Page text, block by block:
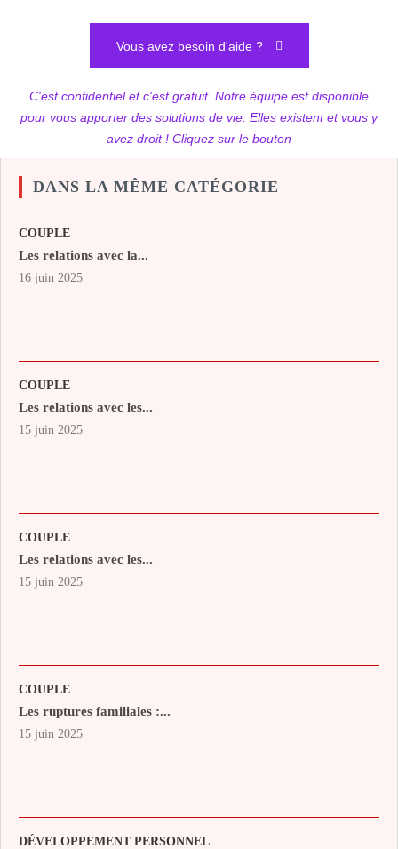
Vous avez besoin d'aide ?
C'est confidentiel et c'est gratuit. Notre équipe est disponible
pour vous apporter des solutions de vie. Elles existent et vous y
avez droit ! Cliquez sur le bouton
DANS LA MÊME CATÉGORIE
COUPLE
Les relations avec la...
16 juin 2025
COUPLE
Les relations avec les...
15 juin 2025
COUPLE
Les relations avec les...
15 juin 2025
COUPLE
Les ruptures familiales :...
15 juin 2025
DÉVELOPPEMENT PERSONNEL